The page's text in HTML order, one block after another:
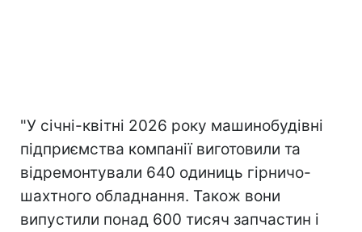
"У січні-квітні 2026 року машинобудівні
підприємства компанії виготовили та
відремонтували 640 одиниць гірничо-
шахтного обладнання. Також вони
випустили понад 600 тисяч запчастин і